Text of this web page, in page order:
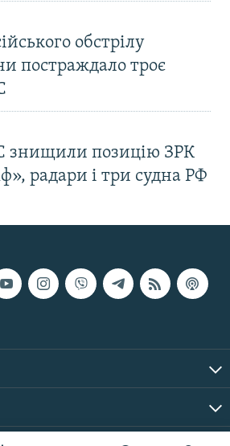
обстрілу
постраждало троє
знищили позицію ЗРК
радари і три судна РФ